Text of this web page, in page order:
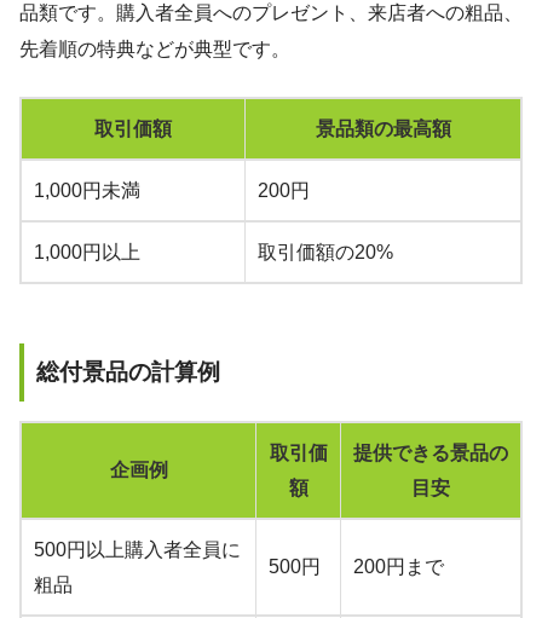
品類です。購入者全員へのプレゼント、来店者への粗品、
先着順の特典などが典型です。
取引価額 景品類の最高額
1,000円未満 200円
1,000円以上 取引価額の20%
総付景品の計算例
企画例
取引価
額
提供できる景品の
目安
500円以上購入者全員に
粗品
500円 200円まで